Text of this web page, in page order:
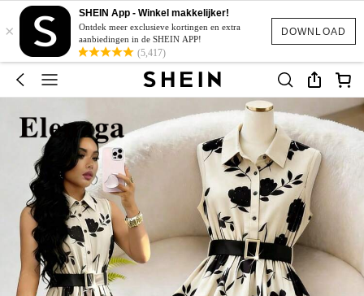
DOWNLOAD
×
SHEIN App - Winkel makkelijker!
Ontdek meer exclusieve kortingen en extra
aanbiedingen in de SHEIN APP!
(5,417)